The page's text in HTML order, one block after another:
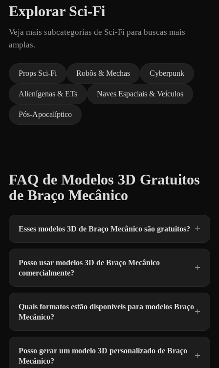
Explorar Sci-Fi
Veja mais subcategorias de Sci-Fi para buscas mais
amplas.
Props Sci-Fi Robôs & Mechas Cyberpunk
Alienígenas & ETs Naves Espaciais & Veículos
Pós-Apocalíptico
FAQ de Modelos 3D Gratuitos
de Braço Mecânico
Esses modelos 3D de Braço Mecânico são gratuitos?
Posso usar modelos 3D de Braço Mecânico
comercialmente?
Quais formatos estão disponíveis para modelos Braço
Mecânico?
Posso gerar um modelo 3D personalizado de Braço
Mecânico?